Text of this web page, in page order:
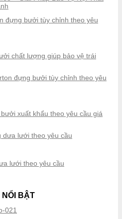
chất lượng giúp bảo vệ trái
xuất khẩu theo yêu cầu giá
lưới theo yêu cầu
NỔI BẬT